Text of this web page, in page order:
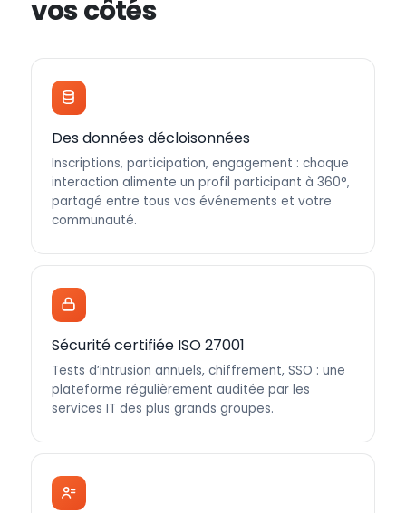
vos côtés
Des données décloisonnées
Inscriptions, participation, engagement : chaque
interaction alimente un profil participant à 360°,
partagé entre tous vos événements et votre
communauté.
Sécurité certifiée ISO 27001
Tests d’intrusion annuels, chiffrement, SSO : une
plateforme régulièrement auditée par les
services IT des plus grands groupes.